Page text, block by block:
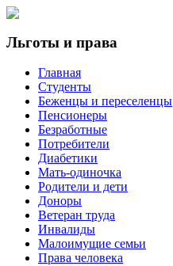
Льготы и права
Главная
Студенты
Беженцы и переселенцы
Пенсионеры
Безработные
Потребители
Диабетики
Мать-одиночка
Родители и дети
Доноры
Ветеран труда
Инвалиды
Малоимущие семьи
Права человека